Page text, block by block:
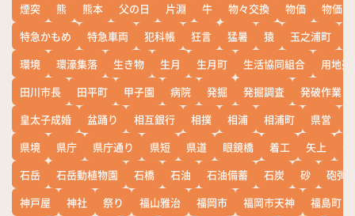
煙突
熊 熊本 父の日 片淵 牛 物々交換 物価
物価高
特急かもめ
特急車両 犯科帳 狂言 猛暑 猿 玉之浦町
環境
環濠集落 生き物 生月 生月町 生活協同組合
用地売
田川市長
田平町 甲子園 病院 発掘 発掘調査
発破作業
皇太子成婚
盆踊り 相互銀行 相撲 相浦 相浦町 県営
県境
県庁 県庁通り 県短 県道 眼鏡橋 着工 矢上
石岳
石岳動植物園 石橋 石油 石油備蓄 石炭 砂
砲弾
神戸屋
神社 祭り 福山雅治 福岡市 福岡市天神
福島町